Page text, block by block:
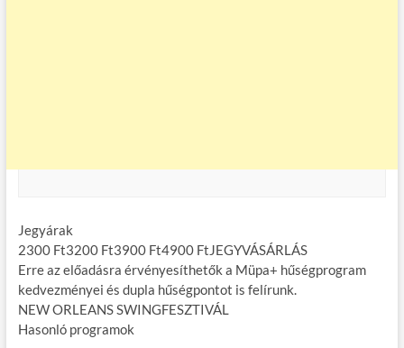
Jegyárak
2300 Ft3200 Ft3900 Ft4900 FtJEGYVÁSÁRLÁS
Erre az előadásra érvényesíthetők a Müpa+ hűségprogram
kedvezményei és dupla hűségpontot is felírunk.
NEW ORLEANS SWINGFESZTIVÁL
Hasonló programok